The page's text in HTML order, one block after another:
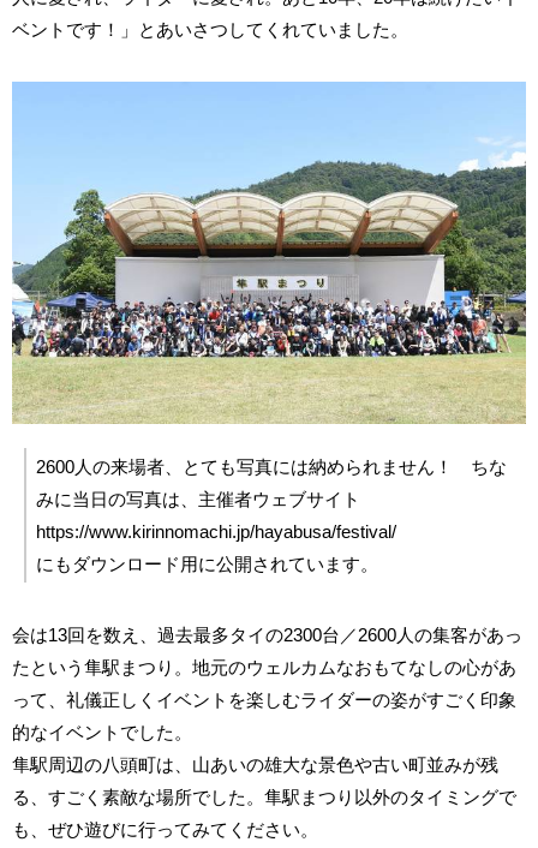
ベントです！」とあいさつしてくれていました。
2600人の来場者、とても写真には納められません！ ちな
みに当日の写真は、主催者ウェブサイト
https://www.kirinnomachi.jp/hayabusa/festival/
にもダウンロード用に公開されています。
会は13回を数え、過去最多タイの2300台／2600人の集客があっ
たという隼駅まつり。地元のウェルカムなおもてなしの心があ
って、礼儀正しくイベントを楽しむライダーの姿がすごく印象
的なイベントでした。
隼駅周辺の八頭町は、山あいの雄大な景色や古い町並みが残
る、すごく素敵な場所でした。隼駅まつり以外のタイミングで
も、ぜひ遊びに行ってみてください。